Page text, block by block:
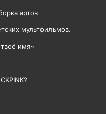
артов
мультфильмов.
имя~